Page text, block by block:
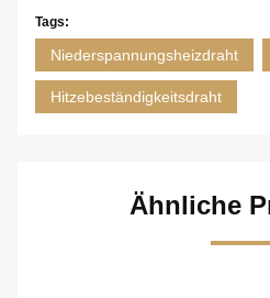
Tags:
Niederspannungsheizdraht
Hitzebeständigkeitsdraht
Ähnliche